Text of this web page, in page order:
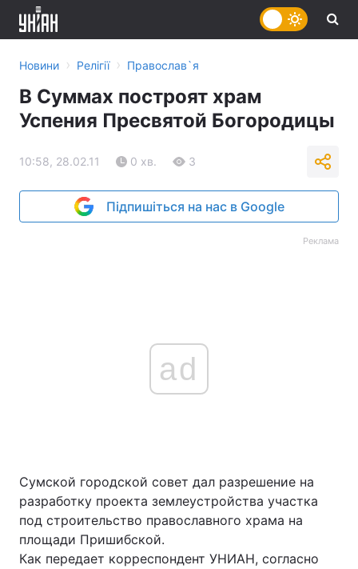
Новини › Релігії › Православ`я
В Суммах построят храм
Успения Пресвятой Богородицы
10:58, 28.02.11 0 хв. 3
Підпишіться на нас в Google
Реклама
ad
Сумской городской совет дал разрешение на
разработку проекта землеустройства участка
под строительство православного храма на
площади Пришибской.
Как передает корреспондент УНИАН, согласно